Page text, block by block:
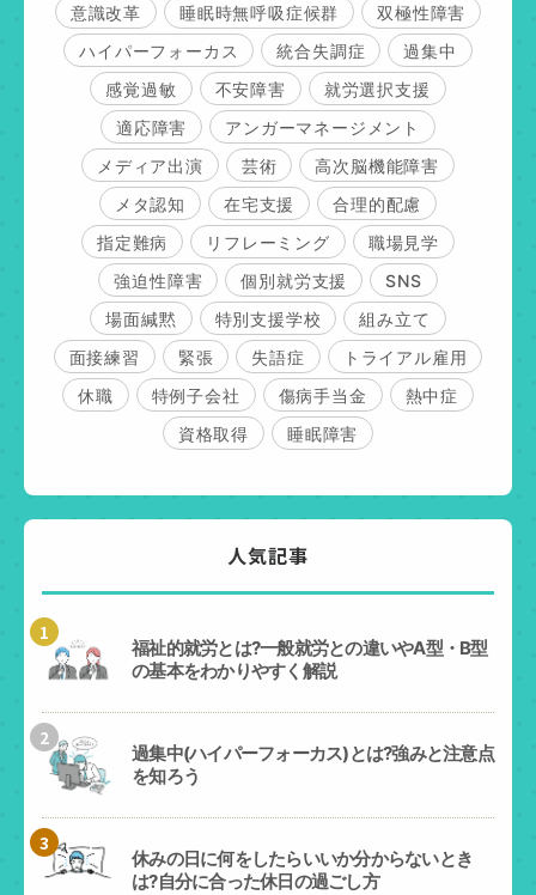
意識改革
睡眠時無呼吸症候群
双極性障害
ハイパーフォーカス
統合失調症
過集中
感覚過敏
不安障害
就労選択支援
適応障害
アンガーマネージメント
メディア出演
芸術
高次脳機能障害
メタ認知
在宅支援
合理的配慮
指定難病
リフレーミング
職場見学
強迫性障害
個別就労支援
SNS
場面緘黙
特別支援学校
組み立て
面接練習
緊張 失語症
トライアル雇用
休職
特例子会社 傷病手当金
熱中症
資格取得
睡眠障害
人気記事
1
福祉的就労とは?一般就労との違いやA型・B型
の基本をわかりやすく解説
2
過集中(ハイパーフォーカス)とは?強みと注意点
を知ろう
3
休みの日に何をしたらいいか分からないとき
は?自分に合った休日の過ごし方